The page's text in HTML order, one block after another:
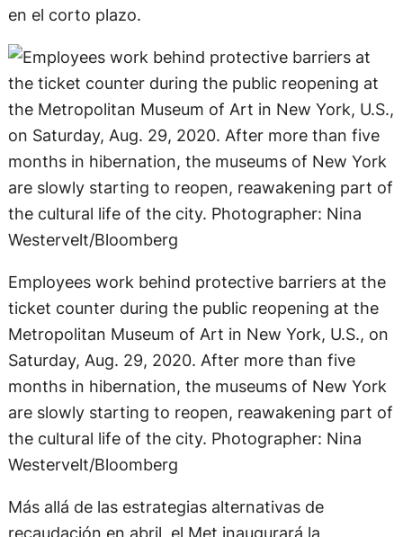
en el corto plazo.
Employees work behind protective barriers at the
ticket counter during the public reopening at the
Metropolitan Museum of Art in New York, U.S., on
Saturday, Aug. 29, 2020. After more than five
months in hibernation, the museums of New York
are slowly starting to reopen, reawakening part of
the cultural life of the city. Photographer: Nina
Westervelt/Bloomberg
Más allá de las estrategias alternativas de
recaudación en abril, el Met inaugurará la